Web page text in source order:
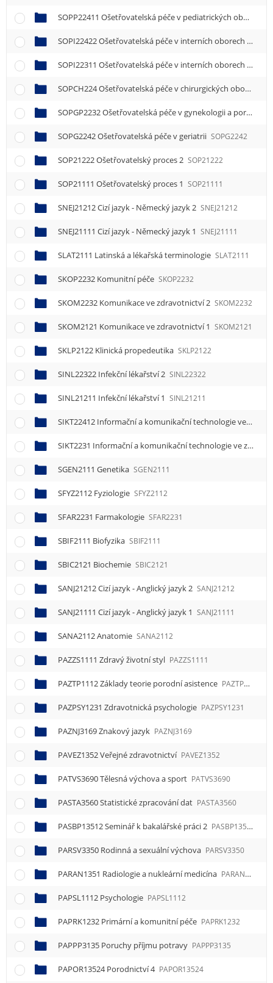
SOPP22411 Ošetřovatelská péče v pediatrických oborech 1
SOPI22422 Ošetřovatelská péče v interních oborech 2
SOPI22311 Ošetřovatelská péče v interních oborech 1
SOPCH224 Ošetřovatelská péče v chirurgických oborech
SOPGP2232 Ošetřovatelská péče v gynekologii a porodnictví
SOPG2242 Ošetřovatelská péče v geriatrii SOPG2242
SOP21222 Ošetřovatelský proces 2 SOP21222
SOP21111 Ošetřovatelský proces 1 SOP21111
SNEJ21212 Cizí jazyk - Německý jazyk 2 SNEJ21212
SNEJ21111 Cizí jazyk - Německý jazyk 1 SNEJ21111
SLAT2111 Latinská a lékařská terminologie SLAT2111
SKOP2232 Komunitní péče SKOP2232
SKOM2232 Komunikace ve zdravotnictví 2 SKOM2232
SKOM2121 Komunikace ve zdravotnictví 1 SKOM2121
SKLP2122 Klinická propedeutika SKLP2122
SINL22322 Infekční lékařství 2 SINL22322
SINL21211 Infekční lékařství 1 SINL21211
SIKT22412 Informační a komunikační technologie ve zdravotnictví 2
SIKT2231 Informační a komunikační technologie ve zdravotnictví 1
SGEN2111 Genetika SGEN2111
SFYZ2112 Fyziologie SFYZ2112
SFAR2231 Farmakologie SFAR2231
SBIF2111 Biofyzika SBIF2111
SBIC2121 Biochemie SBIC2121
SANJ21212 Cizí jazyk - Anglický jazyk 2 SANJ21212
SANJ21111 Cizí jazyk - Anglický jazyk 1 SANJ21111
SANA2112 Anatomie SANA2112
PAZZS1111 Zdravý životní styl PAZZS1111
PAZTP1112 Základy teorie porodní asistence PAZTP1112
PAZPSY1231 Zdravotnická psychologie PAZPSY1231
PAZNJ3169 Znakový jazyk PAZNJ3169
PAVEZ1352 Veřejné zdravotnictví PAVEZ1352
PATVS3690 Tělesná výchova a sport PATVS3690
PASTA3560 Statistické zpracování dat PASTA3560
PASBP13512 Seminář k bakalářské práci 2 PASBP13512
PARSV3350 Rodinná a sexuální výchova PARSV3350
PARAN1351 Radiologie a nukleární medicína PARAN1351
PAPSL1112 Psychologie PAPSL1112
PAPRK1232 Primární a komunitní péče PAPRK1232
PAPPP3135 Poruchy příjmu potravy PAPPP3135
PAPOR13524 Porodnictví 4 PAPOR13524